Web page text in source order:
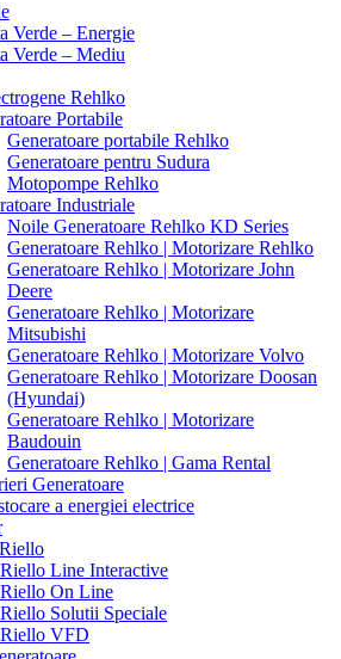
Verde – Energie
Verde – Mediu
Rehlko
Portabile
Generatoare portabile Rehlko
Generatoare pentru Sudura
Motopompe Rehlko
Industriale
Noile Generatoare Rehlko KD Series
Generatoare Rehlko | Motorizare Rehlko
Generatoare Rehlko | Motorizare John
Deere
Generatoare Rehlko | Motorizare
Mitsubishi
Generatoare Rehlko | Motorizare Volvo
Generatoare Rehlko | Motorizare Doosan
(Hyundai)
Generatoare Rehlko | Motorizare
Baudouin
Generatoare Rehlko | Gama Rental
Generatoare
a energiei electrice
Line Interactive
On Line
Solutii Speciale
VFD